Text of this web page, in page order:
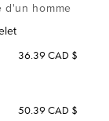
d'un homme
36.39 CAD $
50.39 CAD $